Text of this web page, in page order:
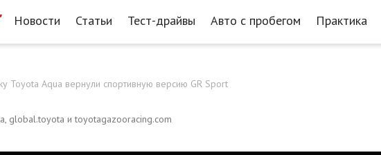
Новости Статьи Тест-драйвы Авто с пробегом Практика
Toyota Aqua вернули спортивную версию GR Sport
global.toyota и toyotagazooracing.com